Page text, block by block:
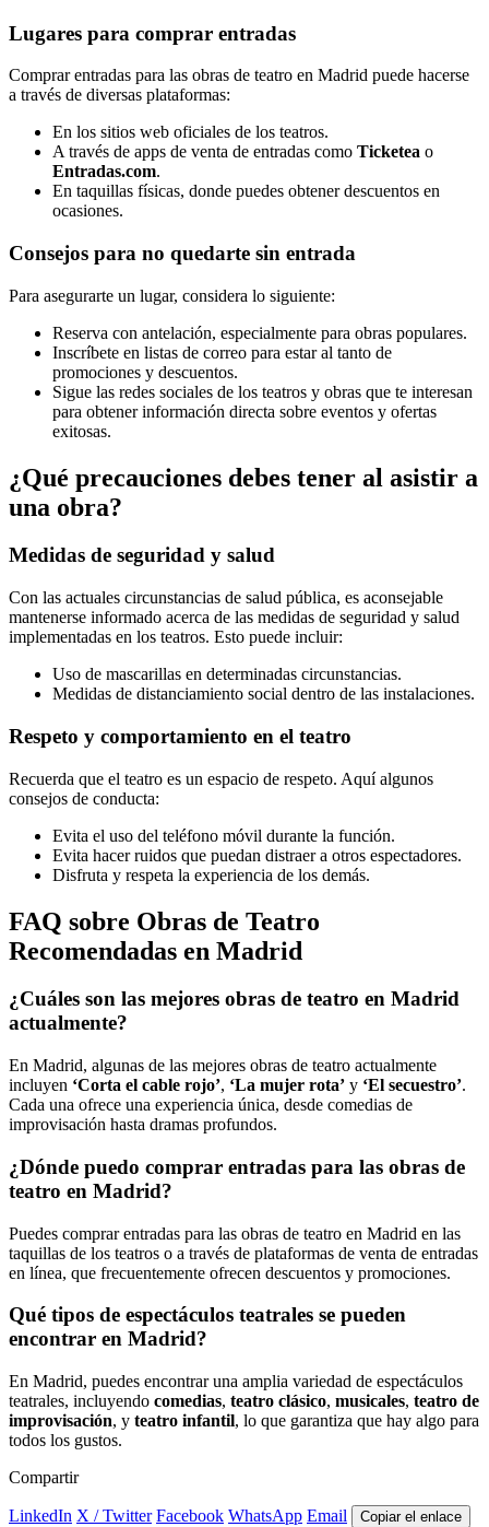
Lugares para comprar entradas
Comprar entradas para las obras de teatro en Madrid puede hacerse
a través de diversas plataformas:
En los sitios web oficiales de los teatros.
A través de apps de venta de entradas como Ticketea o
Entradas.com.
En taquillas físicas, donde puedes obtener descuentos en
ocasiones.
Consejos para no quedarte sin entrada
Para asegurarte un lugar, considera lo siguiente:
Reserva con antelación, especialmente para obras populares.
Inscríbete en listas de correo para estar al tanto de
promociones y descuentos.
Sigue las redes sociales de los teatros y obras que te interesan
para obtener información directa sobre eventos y ofertas
exitosas.
¿Qué precauciones debes tener al asistir a
una obra?
Medidas de seguridad y salud
Con las actuales circunstancias de salud pública, es aconsejable
mantenerse informado acerca de las medidas de seguridad y salud
implementadas en los teatros. Esto puede incluir:
Uso de mascarillas en determinadas circunstancias.
Medidas de distanciamiento social dentro de las instalaciones.
Respeto y comportamiento en el teatro
Recuerda que el teatro es un espacio de respeto. Aquí algunos
consejos de conducta:
Evita el uso del teléfono móvil durante la función.
Evita hacer ruidos que puedan distraer a otros espectadores.
Disfruta y respeta la experiencia de los demás.
FAQ sobre Obras de Teatro
Recomendadas en Madrid
¿Cuáles son las mejores obras de teatro en Madrid
actualmente?
En Madrid, algunas de las mejores obras de teatro actualmente
incluyen ‘Corta el cable rojo’, ‘La mujer rota’ y ‘El secuestro’.
Cada una ofrece una experiencia única, desde comedias de
improvisación hasta dramas profundos.
¿Dónde puedo comprar entradas para las obras de
teatro en Madrid?
Puedes comprar entradas para las obras de teatro en Madrid en las
taquillas de los teatros o a través de plataformas de venta de entradas
en línea, que frecuentemente ofrecen descuentos y promociones.
Qué tipos de espectáculos teatrales se pueden
encontrar en Madrid?
En Madrid, puedes encontrar una amplia variedad de espectáculos
teatrales, incluyendo comedias, teatro clásico, musicales, teatro de
improvisación, y teatro infantil, lo que garantiza que hay algo para
todos los gustos.
Compartir
LinkedIn X / Twitter Facebook WhatsApp Email Copiar el enlace